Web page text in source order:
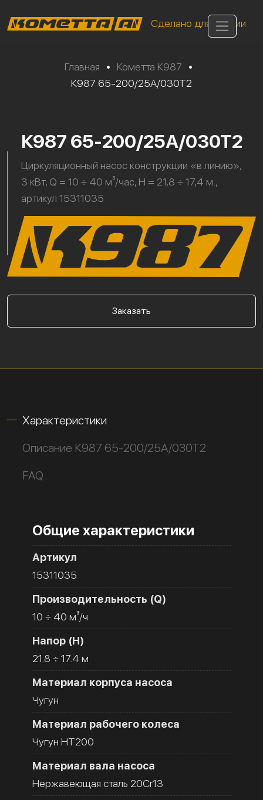
Сделано для России
Главная • Кометта К987
•
К987 65-200/25А/030Т2
К987 65-200/25А/030Т2
Циркуляционный насос конструкции «в линию»,
3 кВт, Q = 10 ÷ 40 м³/час, H = 21,8 ÷ 17,4 м.,
артикул 15311035
Заказать
Характеристики
Описание К987 65-200/25А/030Т2
FAQ
Общие характеристики
Артикул
15311035
Производительность (Q)
10 ÷ 40 м³/ч
Напор (H)
21.8 ÷ 17.4 м
Материал корпуса насоса
Чугун
Материал рабочего колеса
Чугун HT200
Материал вала насоса
Нержавеющая сталь 20Cr13